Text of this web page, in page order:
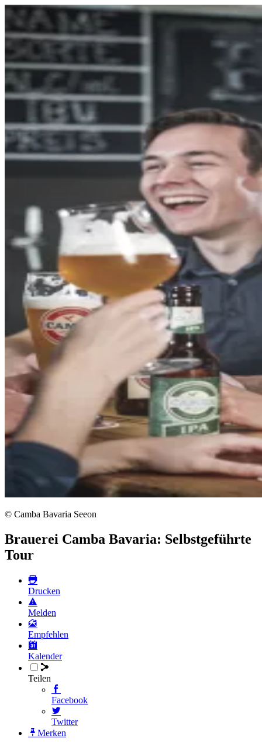
© Camba Bavaria Seeon
Brauerei Camba Bavaria: Selbstgeführte
Tour
Drucken
Melden
Empfehlen
Kalender
Teilen
Facebook
Twitter
Merken